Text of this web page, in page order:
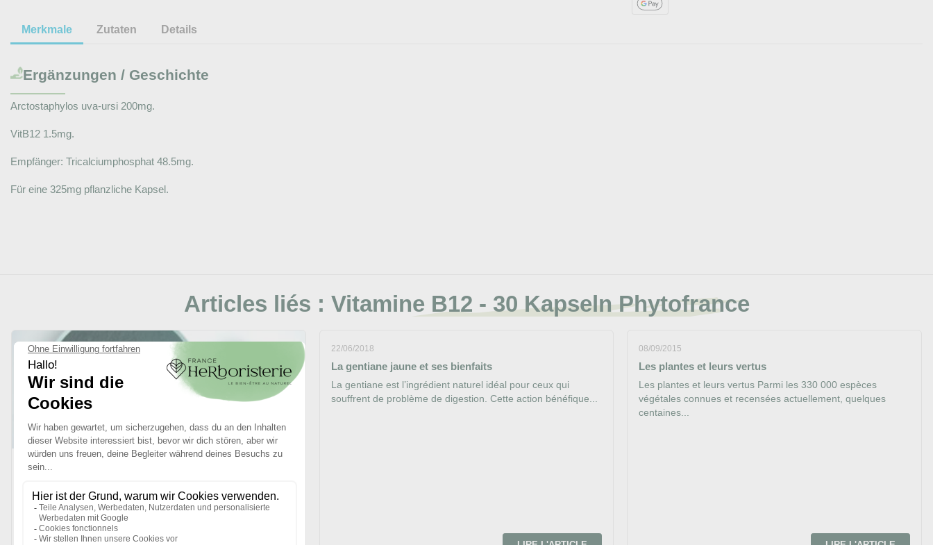
Merkmale Zutaten Details
Ergänzungen / Geschichte
Arctostaphylos uva-ursi 200mg.
VitB12 1.5mg.
Empfänger: Tricalciumphosphat 48.5mg.
Für eine 325mg pflanzliche Kapsel.
Articles liés : Vitamine B12 - 30 Kapseln Phytofrance
21/03/2025
Prendre soin de la santé de vos enfants de manière naturelle
est tout à fait possible grâce à une herboristerie...
22/06/2018
La gentiane jaune et ses bienfaits
La gentiane est l’ingrédient naturel idéal pour ceux qui
souffrent de problème de digestion. Cette action bénéfique...
08/09/2015
Les plantes et leurs vertus
Les plantes et leurs vertus Parmi les 330 000 espèces
végétales connues et recensées actuellement, quelques
centaines...